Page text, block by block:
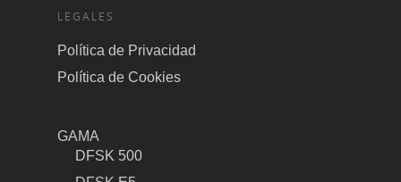
LEGALES
Política de Privacidad
Política de Cookies
GAMA
DFSK 500